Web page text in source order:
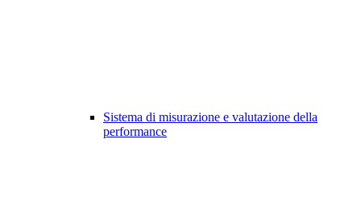
Sistema di misurazione e valutazione della
performance